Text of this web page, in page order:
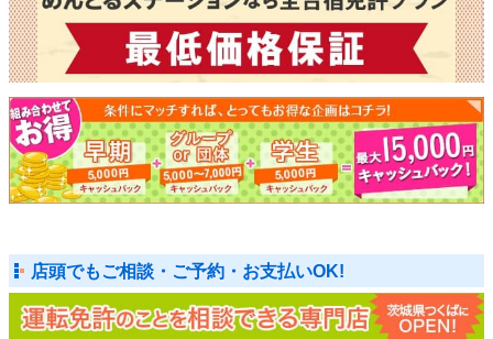
店頭でもご相談・ご予約・お支払いOK!